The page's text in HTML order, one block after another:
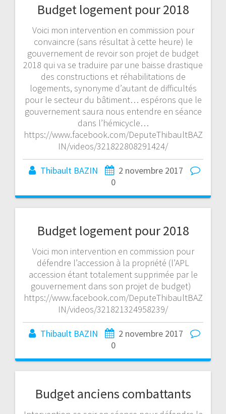
Budget logement pour 2018
Voici mon intervention en commission pour
convaincre (sans résultat à cette heure) le
gouvernement de revoir son projet de budget
2018 qui va se traduire par une baisse drastique
des constructions et réhabilitations de
logements, synonyme d’autant de difficultés
pour le secteur du bâtiment… espérons que le
gouvernement saura nous entendre en séance
dans l’hémicycle…
https://www.facebook.com/DeputeThibaultBAZ
IN/videos/321822808291424/
Thibault BAZIN
2 novembre 2017
0
Budget logement pour 2018
Voici mon intervention en commission pour
défendre l’accession à la propriété (l’APL
accession étant totalement supprimée par le
gouvernement dans son projet de budget)
https://www.facebook.com/DeputeThibaultBAZ
IN/videos/321821324958239/
Thibault BAZIN
2 novembre 2017
0
Budget anciens combattants